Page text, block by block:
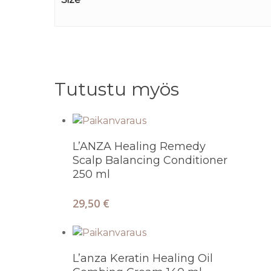
Tutustu myös
Lisää Ostoskoriin
L’ANZA Healing Remedy
Scalp Balancing Conditioner
250 ml
29,50 €
Lisää Ostoskoriin
L’anza Keratin Healing Oil